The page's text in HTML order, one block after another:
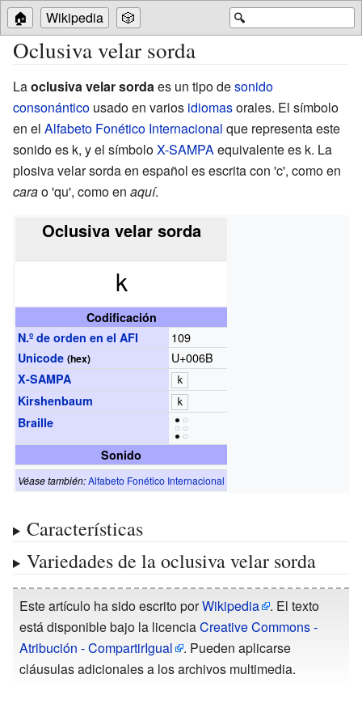
🔍
🏠 Wikipedia 🎲
Oclusiva velar sorda
Laoclusiva velar sorda es un tipo desonido
consonántico usado en varios idiomasorales. El símbolo
en el Alfabeto Fonético Internacional que representa este
sonido es k, y el símboloX-SAMPA equivalente es k. La
plosiva velar sorda en español es escrita con 'c', como en
carao 'qu', como en aquí.
Oclusiva velar sorda
k
Codificación
N.º de orden en elAFI 109
Unicode (hex) U+006B
X-SAMPA k
Kirshenbaum k
Braille
Sonido
Véase también:Alfabeto Fonético Internacional
Características
Variedades de la oclusiva velar sorda
Este artículo ha sido escrito porWikipedia
. El texto
está disponible bajo la licenciaCreative Commons -
Atribución - CompartirIgual
. Pueden aplicarse
cláusulas adicionales a los archivos multimedia.